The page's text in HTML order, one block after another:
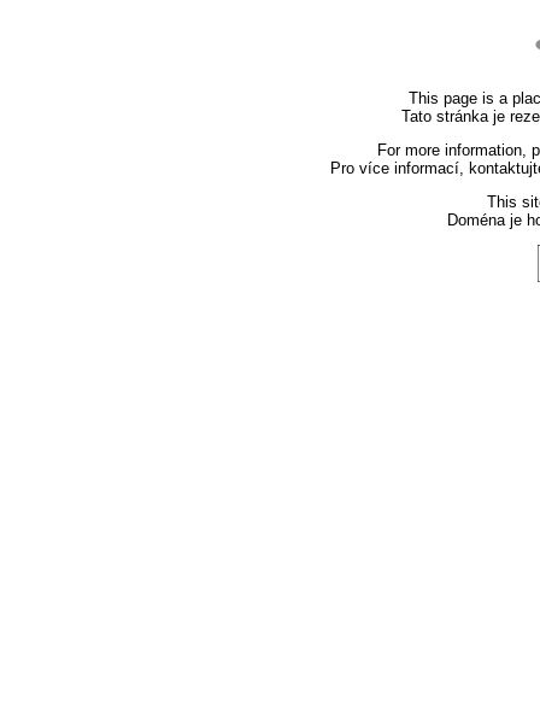
This page is a
Tato stránka je
For more information,
Pro více informací,
This
Doména je